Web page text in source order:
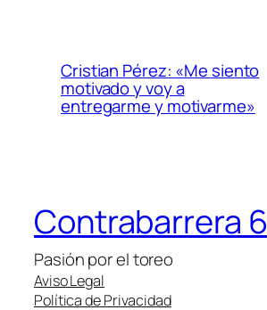
Cristian Pérez: «Me siento
motivado y voy a
entregarme y motivarme»
Contrabarrera 6
Pasión por el toreo
Aviso Legal
Política de Privacidad